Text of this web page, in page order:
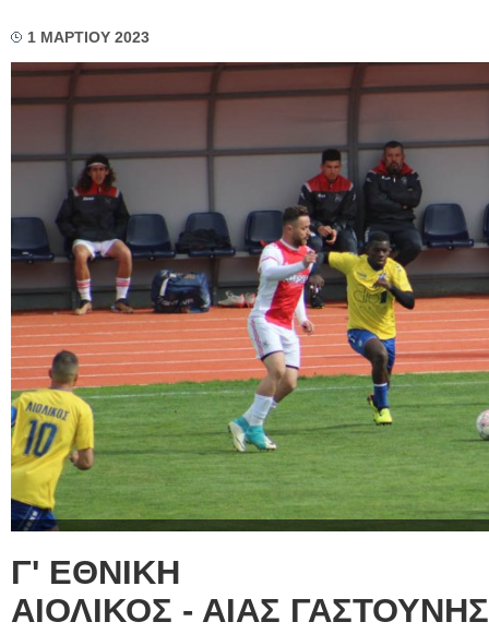
1 ΜΑΡΤΙΟΥ 2023
Γ' ΕΘΝΙΚΗ
ΑΙΟΛΙΚΟΣ - ΑΙΑΣ